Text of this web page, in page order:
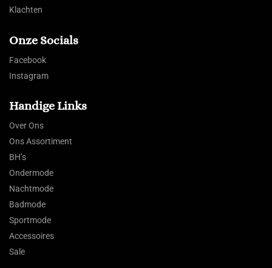
Klachten
Onze Socials
Facebook
Instagram
Handige Links
Over Ons
Ons Assortiment
BH’s
Ondermode
Nachtmode
Badmode
Sportmode
Accessoires
Sale